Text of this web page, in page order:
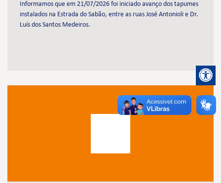
Informamos que em 21/07/2026 foi iniciado avanço dos tapumes
instalados na Estrada do Sabão, entre as ruas José Antonioli e Dr.
Luís dos Santos Medeiros.